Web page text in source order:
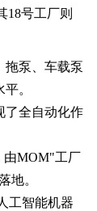
18号工厂则
拖泵、车载泵
。
了全自动化作
由MOM"工厂
地。
工智能机器